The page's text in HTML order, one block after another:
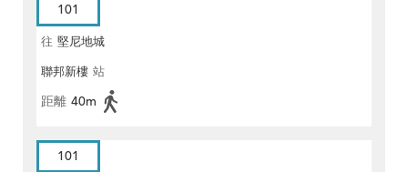
101
往 堅尼地城
聯邦新樓 站
距離 40m
101